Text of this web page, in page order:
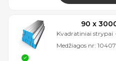
90 x
Kvadratiniai strypai
Medžiagos nr: